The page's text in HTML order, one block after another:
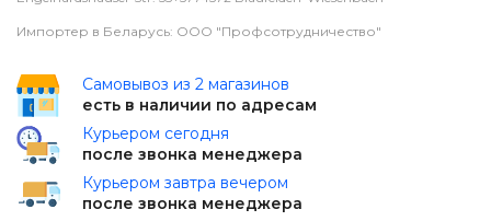
Импортер в Беларусь: ООО "Профсотрудничество"
Самовывоз из 2 магазинов
есть в наличии по адресам
Курьером сегодня
после звонка менеджера
Курьером завтра вечером
после звонка менеджера